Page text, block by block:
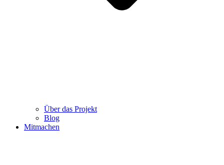
Über das Projekt
Blog
Mitmachen